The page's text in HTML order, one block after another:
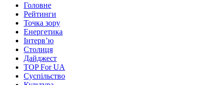
Головне
Рейтинги
Точка зору
Енергетика
Інтерв’ю
Столиця
Дайджест
TOP For UA
Суспiльство